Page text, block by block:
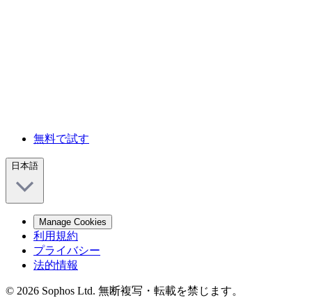
無料で試す
日本語
Manage Cookies
利用規約
プライバシー
法的情報
© 2026 Sophos Ltd. 無断複写・転載を禁じます。